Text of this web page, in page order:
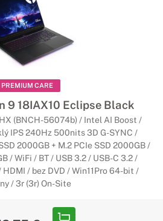
PREMIUM CARE
9 18IAX10 Eclipse Black
(BNCH-56074b) / Intel AI Boost /
IPS 240Hz 500nits 3D G-SYNC /
2000GB + M.2 PCIe SSD 2000GB /
/ WiFi / BT / USB 3.2 / USB-C 3.2 /
/ bez DVD / Win11Pro 64-bit /
/ 3r (3r) On-Site